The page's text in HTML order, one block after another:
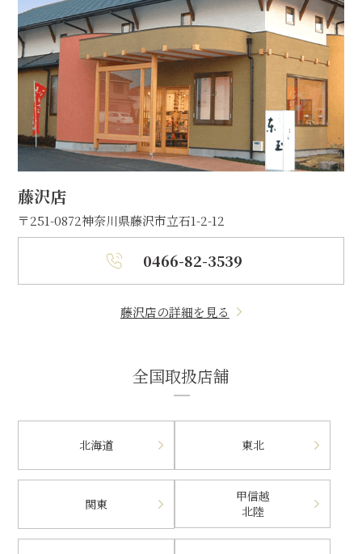
藤沢店
〒251-0872神奈川県藤沢市立石1-2-12
0466-82-3539
藤沢店の詳細を見る
全国取扱店舗
北海道 東北
関東
甲信越
北陸